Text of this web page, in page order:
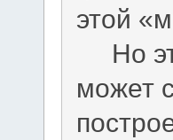
этой
Но
может